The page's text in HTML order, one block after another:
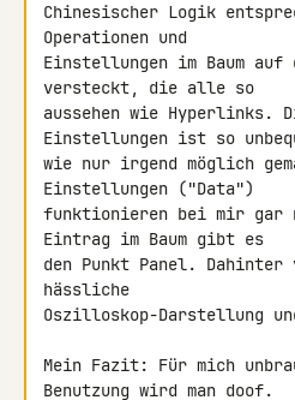
Chinesischer Logik
Operationen und
Einstellungen im Baum
versteckt, die alle so
aussehen wie Hyperlinks.
Einstellungen ist so
wie nur irgend möglich
Einstellungen ("Data")
funktionieren bei mir
Eintrag im Baum gibt es
den Punkt Panel.
hässliche
Oszilloskop-Darstellung
Mein Fazit: Für mich
Benutzung wird man doof.